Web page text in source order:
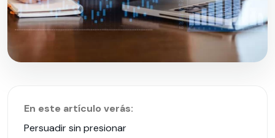
En este artículo verás:
Persuadir sin presionar